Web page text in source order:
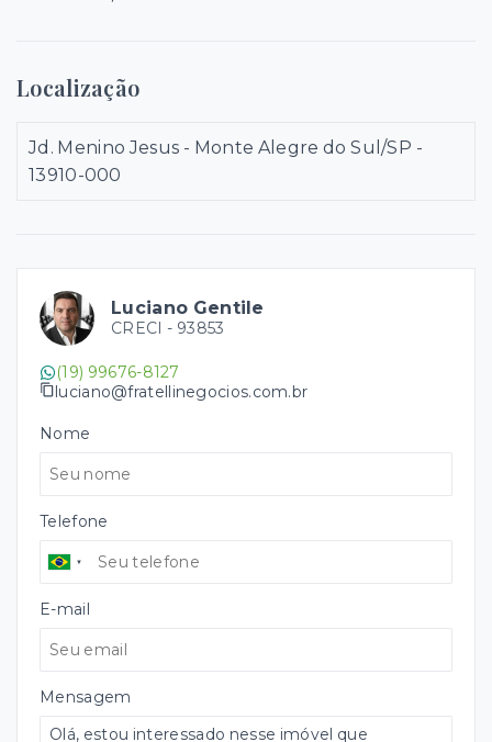
Luciano Gentile
CRECI - 93853
(19) 99676-8127
luciano@fratellinegocios.com.br
Nome
Telefone
E-mail
Mensagem
Localização
Jd. Menino Jesus - Monte Alegre do Sul/SP -
13910-000